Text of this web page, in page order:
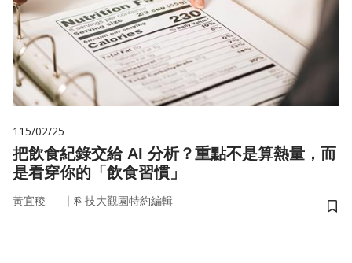
115/02/25
把飲食紀錄交給 AI 分析？重點不是算熱量，而
是看穿你的「飲食習慣」
黃宜稜 ｜ 科技大觀園特約編輯
儲